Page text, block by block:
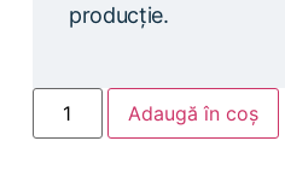
producție.
Adaugă în coș